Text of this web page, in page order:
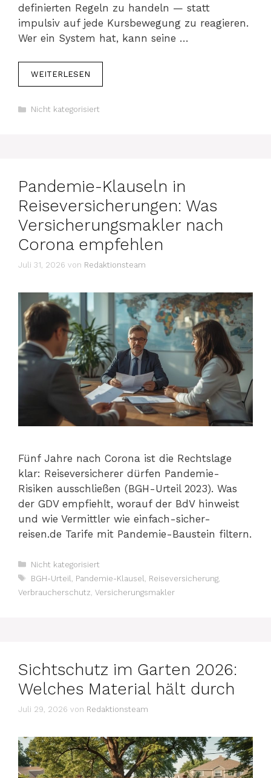
definierten Regeln zu handeln — statt
impulsiv auf jede Kursbewegung zu reagieren.
Wer ein System hat, kann seine …
WEITERLESEN
Kategorien
Nicht kategorisiert
Pandemie-Klauseln in
Reiseversicherungen: Was
Versicherungsmakler nach
Corona empfehlen
Juli 31, 2026 von Redaktionsteam
Fünf Jahre nach Corona ist die Rechtslage
klar: Reiseversicherer dürfen Pandemie-
Risiken ausschließen (BGH-Urteil 2023). Was
der GDV empfiehlt, worauf der BdV hinweist
und wie Vermittler wie einfach-sicher-
reisen.de Tarife mit Pandemie-Baustein filtern.
Kategorien
Nicht kategorisiert
Schlagwörter
BGH-Urteil Pandemie-Klausel Reiseversicherung,
Verbraucherschutz Versicherungsmakler
Sichtschutz im Garten 2026:
Welches Material hält durch
Juli 29, 2026 von Redaktionsteam